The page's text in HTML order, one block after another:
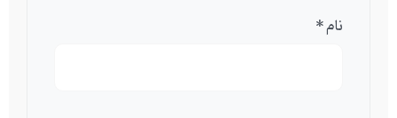
نام*